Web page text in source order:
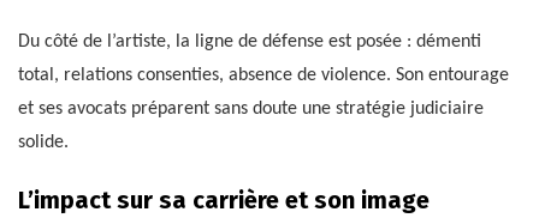
Du côté de l’artiste, la ligne de défense est posée : démenti
total, relations consenties, absence de violence. Son entourage
et ses avocats préparent sans doute une stratégie judiciaire
solide.
L’impact sur sa carrière et son image